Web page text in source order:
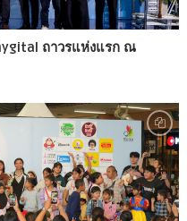
ถาวรแห่งแรก ณ